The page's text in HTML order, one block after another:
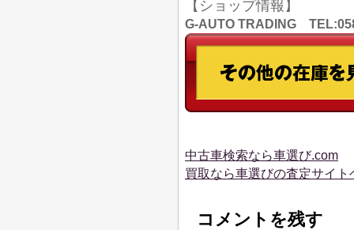
【ショップ情報】
G-AUTO TRADING
中古車検索なら車選び.com
買取なら車選びの査定サイト
コメントを残す